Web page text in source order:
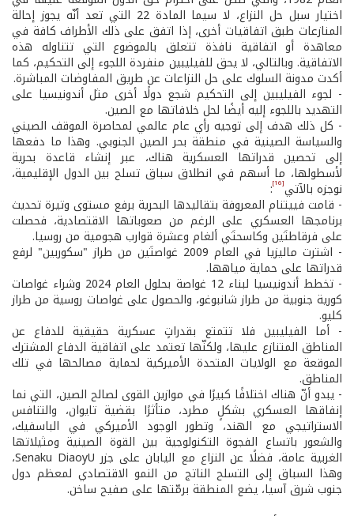
اختيار سبل حل النزاع، لا سيما المادة 22 التي تعد أنّه يجوز إحالة
المنازعات طبق اتفاقيات أخرى، إذا اتفق على ذلك الأطراف كافة في
معاهدة أو اتفاقية نافذة تتعلق بالموضوع التي تتناوله هذه
الاتفاقية. وبالتالي، لا يحق للفيليبين منفردة اللجوء إلى التحكيم، كما
أكدت مدونة السلوك على حل النزاعات عن طريق المفاوضات المباشرة.
- لجوء الفيليبين إلى التحكيم شجع دولًا أخرى مثل أندونيسيا على
التهديد باللجوء إليه أيضًا لحل خلافاتها مع الصين.
- كل ذلك هدف إلى توجيه رأي عام عالمي لمحاصرة الموقف الصيني
والسياسة الصينية في منطقة بحر الصين الجنوبي. وهذا ما دفعها
إلى تحصين قدراتها العسكرية هناك، عبر إنشاء قاعدة بحرية
لأسطولها، ما أسهم في انطلاق سباق تسلح بين الدول الإقليمية،
نوجزه بالآتي[16]
:
- قامت فييتنام المعروفة بتقاليدها البحرية برفع مستوى وتيرة تحديث
برنامجها العسكري على الرغم من صعوباتها الاقتصادية، فحصلت
على فرقاطتَين وكاسحتَي ألغام وعشرة قوارب هجومية من روسيا.
- اشترت ماليزيا في العام 2009 غواصتَين من طراز "سكوربين" لرفع
قدراتها على حماية مياهها.
- تخطط أندونيسيا لبناء 12 غواصة بحلول العام 2024 وشراء غواصات
كورية جنوبية من طراز شانبوغو، والحصول على غواصات روسية من طراز
كليو.
- أما الفيليبين فلا تتمتع بقدراتٍ عسكرية حقيقية للدفاع عن
المناطق المتنازع عليها، ولكنّها تعتمد على اتفاقية الدفاع المشترك
الموقعة مع الولايات المتحدة الأميركية لحماية مصالحها في تلك
المناطق.
- يبدو أنّ هناك اختلافًا كبيرًا في موازين القوى لصالح الصين، التي نما
إنفاقها العسكري بشكلٍ مطرد، متأثرًا بقضية تايوان، والتنافس
الاستراتيجي مع الهند، وتطور الوجود الأميركي في الباسفيك،
والشعور باتساع الفجوة التكنولوجية بين القوة الصينية ومثيلاتها
الغربية عامة، فضلًا عن النزاع مع اليابان على جزر Senaku DiaoyU،
وهذا السباق إلى التسلح الناتج من النمو الاقتصادي لمعظم دول
جنوب شرق آسيا، يضع المنطقة برمّتها على صفيح ساخن.